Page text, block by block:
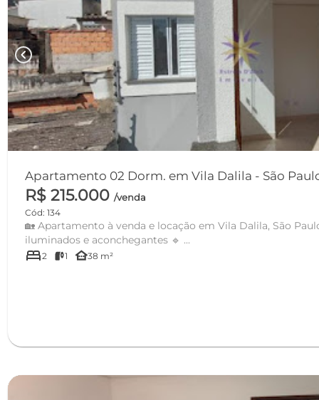
chevron_left
Apartamento 02 Dorm. em Vila Dalila - São
R$ 215.000 /venda
Cód: 134
🏡 Apartamento à venda e locação em Vila Dalila, São Paulo! 🔹 2 dormitórios
iluminados e aconchegantes 🔹 ...
bed2 1 other_houses38 m²